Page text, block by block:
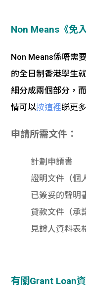
Non Means《免
Non Means係唔需
的全日制香港學生
細分成兩個部分，
情可以按這裡睇更
申請所需文件：
計劃申請書
證明文件（個
已簽妥的聲明
貸款文件（承
見證人資料表
有關Grant Loan